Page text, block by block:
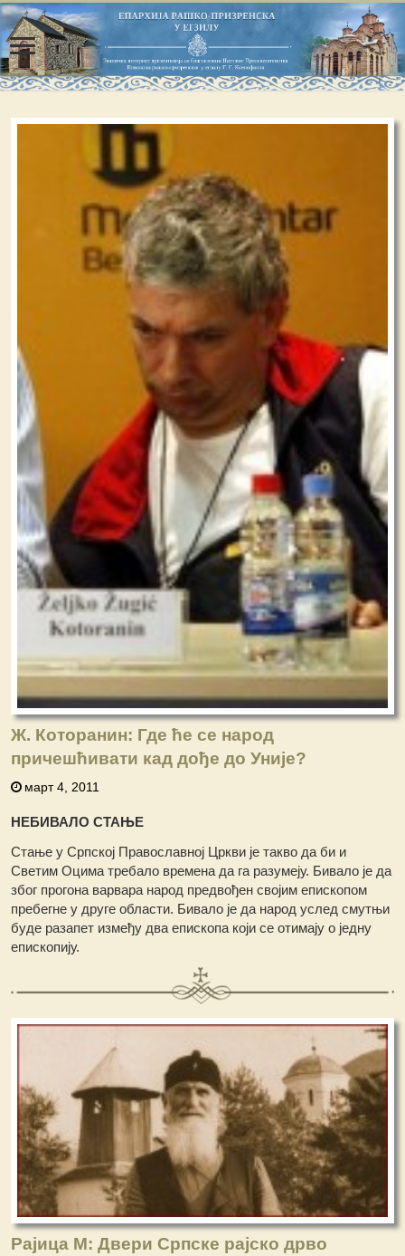
Ж. Которанин: Где ће се народ
причешћивати кад дође до Уније?
март 4, 2011
НЕБИВАЛО СТАЊЕ
Стање у Српској Православној Цркви је такво да би и
Светим Оцима требало времена да га разумеју. Бивало је да
због прогона варвара народ предвођен својим епископом
пребегне у друге области. Бивало је да народ услед смутњи
буде разапет између два епископа који се отимају о једну
епископију.
Рајица М: Двери Српске рајско дрво